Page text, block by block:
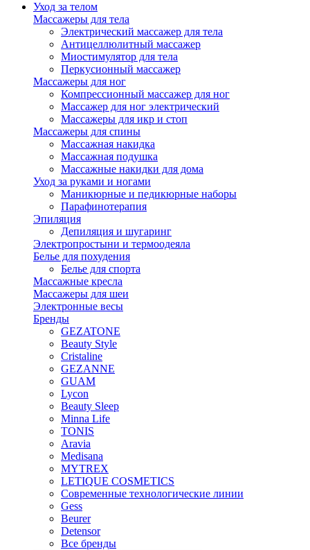
Уход за телом
Массажеры для тела
Электрический массажер для тела
Антицеллюлитный массажер
Миостимулятор для тела
Перкусионный массажер
Массажеры для ног
Компрессионный массажер для ног
Массажер для ног электрический
Массажеры для икр и стоп
Массажеры для спины
Массажная накидка
Массажная подушка
Массажные накидки для дома
Уход за руками и ногами
Маникюрные и педикюрные наборы
Парафинотерапия
Эпиляция
Депиляция и шугаринг
Электропростыни и термоодеяла
Белье для похудения
Белье для спорта
Массажные кресла
Массажеры для шеи
Электронные весы
Бренды
GEZATONE
Beauty Style
Cristaline
GEZANNE
GUAM
Lycon
Beauty Sleep
Minna Life
TONIS
Aravia
Medisana
MYTREX
LETIQUE COSMETICS
Современные технологические линии
Gess
Beurer
Detensor
Все бренды